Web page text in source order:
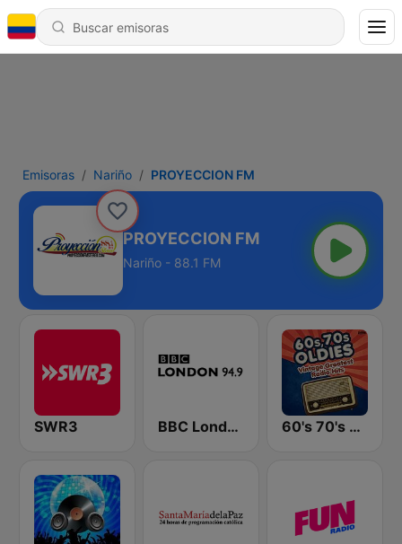
Emisoras Nariño PROYECCION FM
PROYECCION FM
Nariño - 88.1 FM
SWR3 BBC London 60's 70's Oldies